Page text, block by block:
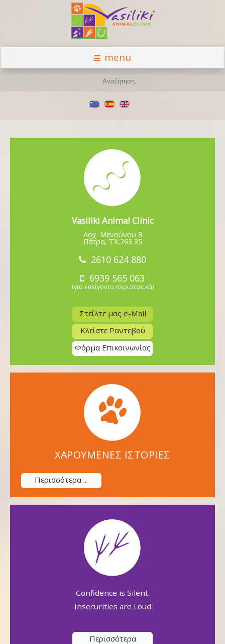
menu
Vasiliki Animal Clinic
Λοχ. Μενούνου 8
Πάτρα, TK:263 35
2610 624 880
6939 565 063
(για επείγοντα περιστατικά)
Στείλτε μας e-Mail
Κλείστε Ραντεβού
Φόρμα Επικοινωνίας
ΧΑΡΟΥΜΕΝΕΣ ΙΣΤΟΡΙΕΣ
Περισσότερα ...
Confidence is Silent.
Insecurities are Loud
Περισσότερα